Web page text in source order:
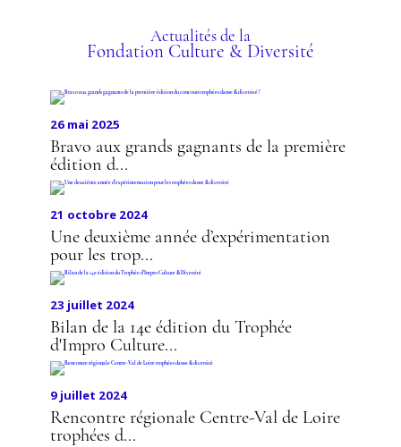
LES TROPHÉES DANSE &
DIVERSITÉActualités de la
Fondation Culture & Diversité
26 mai 2025
Bravo aux grands gagnants de la première
édition d...
21 octobre 2024
Une deuxième année d’expérimentation
pour les trop...
23 juillet 2024
Bilan de la 14e édition du Trophée
d'Impro Culture...
9 juillet 2024
Rencontre régionale Centre-Val de Loire
trophées d...